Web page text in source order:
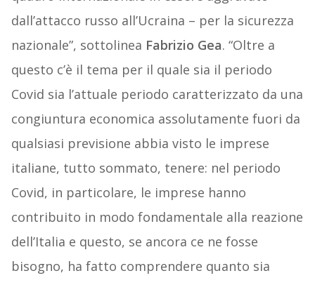
dall’attacco russo all’Ucraina – per la sicurezza
nazionale”, sottolinea Fabrizio Gea. “Oltre a
questo c’è il tema per il quale sia il periodo
Covid sia l’attuale periodo caratterizzato da una
congiuntura economica assolutamente fuori da
qualsiasi previsione abbia visto le imprese
italiane, tutto sommato, tenere: nel periodo
Covid, in particolare, le imprese hanno
contribuito in modo fondamentale alla reazione
dell’Italia e questo, se ancora ce ne fosse
bisogno, ha fatto comprendere quanto sia